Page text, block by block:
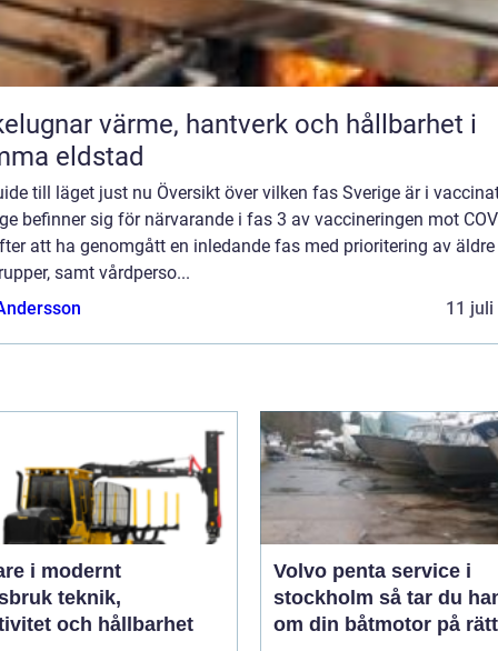
hantverk och hållbarhet i
eldstad
till läget just nu Översikt över vilken fas Sverige är i
befinner sig för närvarande i fas 3 av vaccineringen mot
att ha genomgått en inledande fas med prioritering av
samt vårdperso...
11 juli
i modernt
teknik,
och hållbarhet
Volvo penta service i
stockholm så tar du hand
om din båtmotor på